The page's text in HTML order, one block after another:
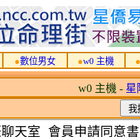
●數位男女 ●w0 主機 ●
w0 主機 - 星